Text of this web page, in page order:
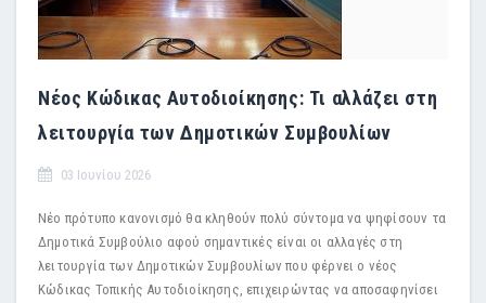
Νέος Κώδικας Αυτοδιοίκησης: Τι αλλάζει στη
λειτουργία των Δημοτικών Συμβουλίων
03 Ιουνίου 2026
Νέο πρότυπο κανονισμό θα κληθούν πολύ σύντομα να ψηφίσουν τα
Δημοτικά Συμβούλιο αφού σημαντικές είναι οι αλλαγές στη
λειτουργία των Δημοτικών Συμβουλίων που φέρνει ο νέος
Κώδικας Τοπικής Αυτοδιοίκησης, επιχειρώντας να αποσαφηνίσει